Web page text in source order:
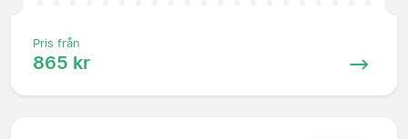
Pris från
865 kr